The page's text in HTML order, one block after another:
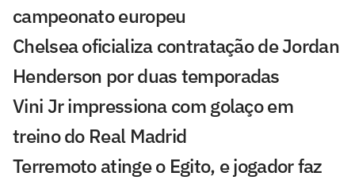
campeonato europeu
Chelsea oficializa contratação de Jordan
Henderson por duas temporadas
Vini Jr impressiona com golaço em
treino do Real Madrid
Terremoto atinge o Egito, e jogador faz